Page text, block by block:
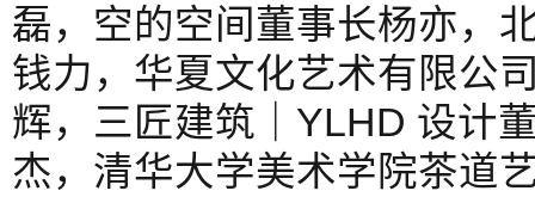
磊，空的空间董事长杨亦，
钱力，华夏文化艺术有限公
辉，三匠建筑｜YLHD 设计
杰，清华大学美术学院茶道